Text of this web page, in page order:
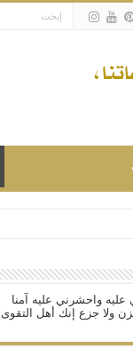
شيعة.
عليه واحشرني عليه آمنا
ولا جزع إنك أهل التقوى